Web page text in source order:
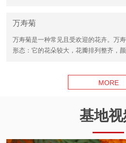
万寿菊
万寿菊是一种常见且受欢迎的花卉。万
形态：它的花朵较大，花瓣排列整齐，颜
MORE
基地